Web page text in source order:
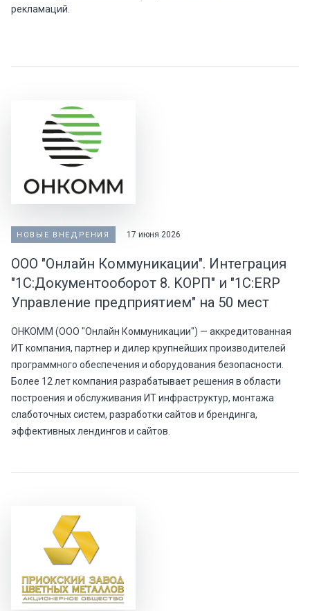
рекламаций.
НОВЫЕ ВНЕДРЕНИЯ 17 июня 2026
ООО "Онлайн Коммуникации". Интеграция
"1С:Документооборот 8. KOPП" и "1C:ERP
Управление предприятием" на 50 мест
OHKOMM (ООО "Онлайн Коммуникации") — аккредитованная
ИТ компания, партнер и дилер крупнейших производителей
программного обеспечения и оборудования безопасности.
Более 12 лет компания разрабатывает решения в области
построения и обслуживания ИТ инфраструктур, монтажа
слаботочных систем, разработки сайтов и брендинга,
эффективных лендингов и сайтов.